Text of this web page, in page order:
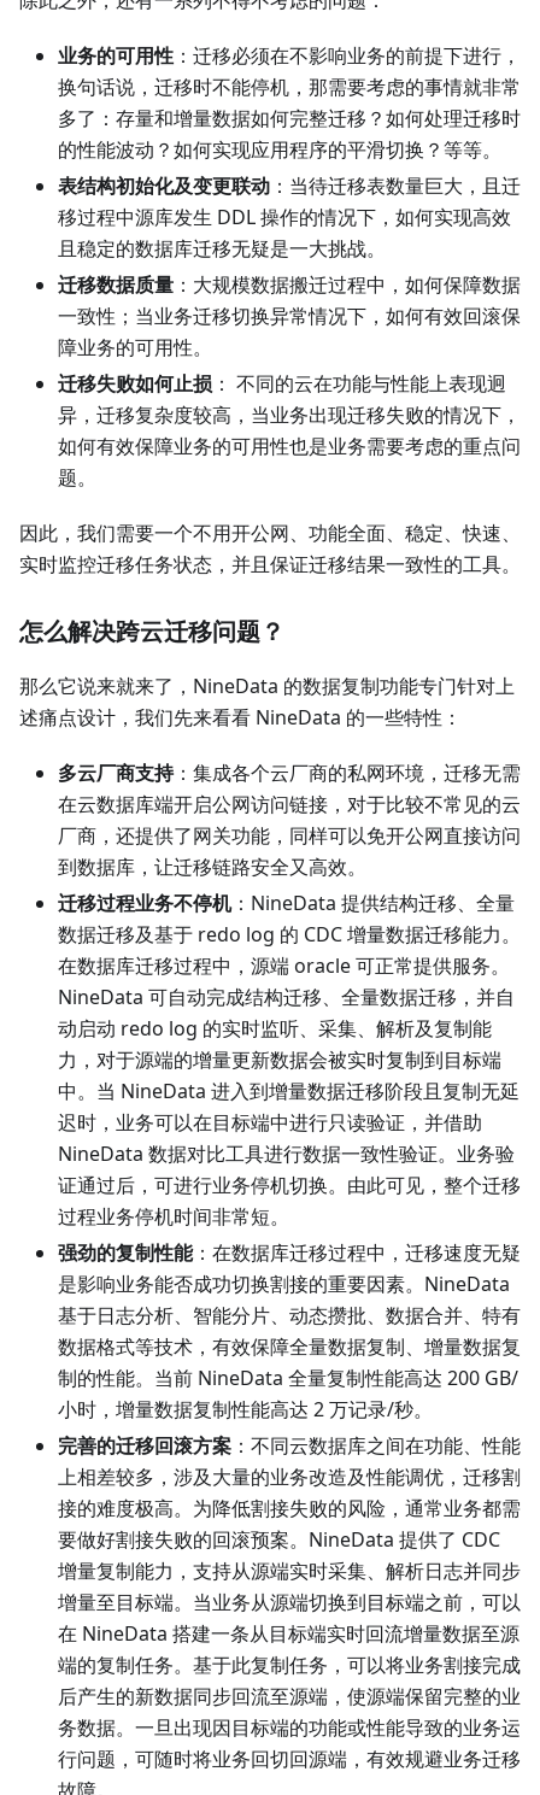
业务的可用性 ：迁移必须在不影响业务的前提下进行，
换句话说，迁移时不能停机，那需要考虑的事情就非常
多了：存量和增量数据如何完整迁移？如何处理迁移时
的性能波动？如何实现应用程序的平滑切换？等等。
表结构初始化及变更联动 ：当待迁移表数量巨大，且迁
移过程中源库发生 DDL 操作的情况下，如何实现高效
且稳定的数据库迁移无疑是一大挑战。
迁移数据质量 ：大规模数据搬迁过程中，如何保障数据
一致性；当业务迁移切换异常情况下，如何有效回滚保
障业务的可用性。
迁移失败如何止损 ： 不同的云在功能与性能上表现迥
异，迁移复杂度较高，当业务出现迁移失败的情况下，
如何有效保障业务的可用性也是业务需要考虑的重点问
题。
因此，我们需要一个不用开公网、功能全面、稳定、快速、
实时监控迁移任务状态，并且保证迁移结果一致性的工具。
怎么解决跨云迁移问题？
那么它说来就来了，NineData 的数据复制功能专门针对上
述痛点设计，我们先来看看 NineData 的一些特性：
多云厂商支持：集成各个云厂商的私网环境，迁移无需
在云数据库端开启公网访问链接，对于比较不常见的云
厂商，还提供了网关功能，同样可以免开公网直接访问
到数据库，让迁移链路安全又高效。
迁移过程业务不停机：NineData 提供结构迁移、全量
数据迁移及基于 redo log 的 CDC 增量数据迁移能力。
在数据库迁移过程中，源端 oracle 可正常提供服务。
NineData 可自动完成结构迁移、全量数据迁移，并自
动启动 redo log 的实时监听、采集、解析及复制能
力，对于源端的增量更新数据会被实时复制到目标端
中。当 NineData 进入到增量数据迁移阶段且复制无延
迟时，业务可以在目标端中进行只读验证，并借助
NineData 数据对比工具进行数据一致性验证。业务验
证通过后，可进行业务停机切换。由此可见，整个迁移
过程业务停机时间非常短。
强劲的复制性能：在数据库迁移过程中，迁移速度无疑
是影响业务能否成功切换割接的重要因素。NineData
基于日志分析、智能分片、动态攒批、数据合并、特有
数据格式等技术，有效保障全量数据复制、增量数据复
制的性能。当前 NineData 全量复制性能高达 200 GB/
小时，增量数据复制性能高达 2 万记录/秒。
完善的迁移回滚方案 ：不同云数据库之间在功能、性能
上相差较多，涉及大量的业务改造及性能调优，迁移割
接的难度极高。为降低割接失败的风险，通常业务都需
要做好割接失败的回滚预案。NineData 提供了 CDC
增量复制能力，支持从源端实时采集、解析日志并同步
增量至目标端。当业务从源端切换到目标端之前，可以
在 NineData 搭建一条从目标端实时回流增量数据至源
端的复制任务。基于此复制任务，可以将业务割接完成
后产生的新数据同步回流至源端，使源端保留完整的业
务数据。一旦出现因目标端的功能或性能导致的业务运
行问题，可随时将业务回切回源端，有效规避业务迁移